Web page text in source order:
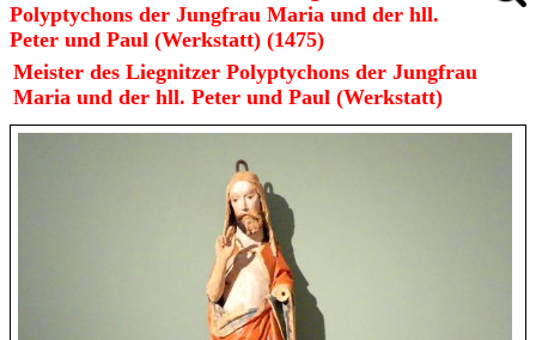
Polyptychons der Jungfrau Maria und der hll.
Peter und Paul (Werkstatt) (1475)
Meister des Liegnitzer Polyptychons der Jungfrau
Maria und der hll. Peter und Paul (Werkstatt)